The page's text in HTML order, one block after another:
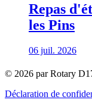
Repas
les Pins
06 juil. 2026
© 2026 par Rotary
Déclaration de